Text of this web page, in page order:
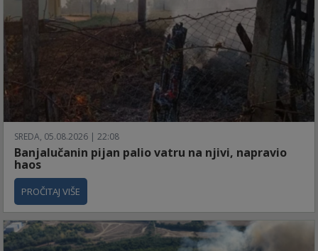
SREDA, 05.08.2026 | 22:08
Banjalučanin pijan palio vatru na njivi, napravio
haos
PROČITAJ VIŠE